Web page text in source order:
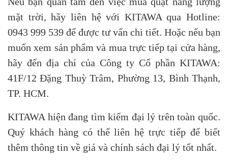
mặt trời, hãy liên hệ với KITAWA qua Hotline:
0943 999 539 để được tư vấn chi tiết. Hoặc nếu bạn
muốn xem sản phẩm và mua trực tiếp tại cửa hàng,
hãy đến địa chỉ của Công ty Cổ phần KITAWA:
41F/12 Đặng Thuỳ Trâm, Phường 13, Bình Thạnh,
TP. HCM.
KITAWA hiện đang tìm kiếm đại lý trên toàn quốc.
Quý khách hàng có thể liên hệ trực tiếp để biết
thêm thông tin về giá và chính sách đại lý tốt nhất.